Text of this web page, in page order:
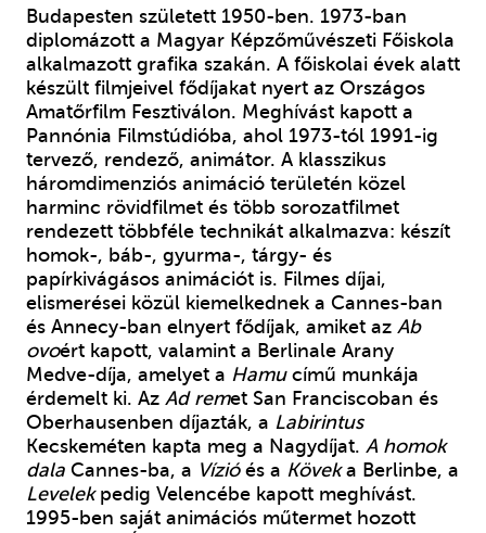
Budapesten született 1950-ben. 1973-ban
diplomázott a Magyar Képzőművészeti Főiskola
alkalmazott grafika szakán. A főiskolai évek alatt
készült filmjeivel fődíjakat nyert az Országos
Amatőrfilm Fesztiválon. Meghívást kapott a
Pannónia Filmstúdióba, ahol 1973-tól 1991-ig
tervező, rendező, animátor. A klasszikus
háromdimenziós animáció területén közel
harminc rövidfilmet és több sorozatfilmet
rendezett többféle technikát alkalmazva: készít
homok-, báb-, gyurma-, tárgy- és
papírkivágásos animációt is. Filmes díjai,
elismerései közül kiemelkednek a Cannes-ban
és Annecy-ban elnyert fődíjak, amiket az Ab
ovoért kapott, valamint a Berlinale Arany
Medve-díja, amelyet a Hamucímű munkája
érdemelt ki. Az Ad remet San Franciscoban és
Oberhausenben díjazták, a Labirintus
Kecskeméten kapta meg a Nagydíjat. A homok
dala Cannes-ba, a Vízióés a Köveka Berlinbe, a
Levelekpedig Velencébe kapott meghívást.
1995-ben saját animációs műtermet hozott